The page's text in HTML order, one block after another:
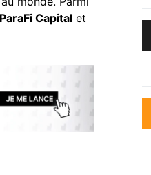
ParaFi Capital et